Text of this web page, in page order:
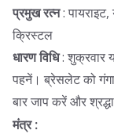
प्रमुख रत्न:
क्रिस्टल
धारण विधि: शुक्रवार
पहनें। ब्रेसलेट को
बार जाप करें और
मंत्र :